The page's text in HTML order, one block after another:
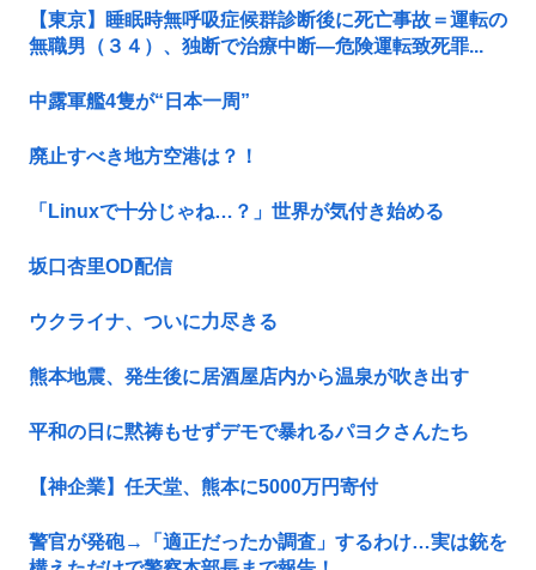
【東京】睡眠時無呼吸症候群診断後に死亡事故＝運転の
無職男（３４）、独断で治療中断―危険運転致死罪...
中露軍艦4隻が“日本一周”
廃止すべき地方空港は？！
「Linuxで十分じゃね…？」世界が気付き始める
坂口杏里OD配信
ウクライナ、ついに力尽きる
熊本地震、発生後に居酒屋店内から温泉が吹き出す
平和の日に黙祷もせずデモで暴れるパヨクさんたち
【神企業】任天堂、熊本に5000万円寄付
警官が発砲→「適正だったか調査」するわけ…実は銃を